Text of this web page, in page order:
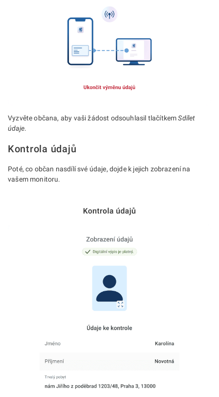
Vyzvěte občana, aby vaši žádost odsouhlasil tlačítkemSdílet
údaje.
Kontrola údajů
Poté, co občan nasdílí své údaje, dojde k jejich zobrazení na
vašem monitoru.